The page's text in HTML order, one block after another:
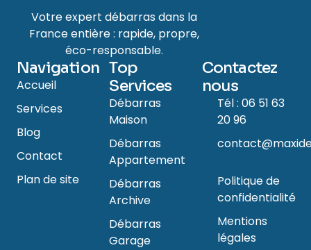
Votre expert débarras dans la
France entière : rapide, propre,
éco-responsable.
Navigation
Accueil
Services
Blog
Contact
Plan de site
Top
Services
Débarras
Maison
Débarras
Appartement
Débarras
Archive
Débarras
Garage
Contactez
nous
Tél : 06 51 63
20 96
Politique de
confidentialité
Mentions
légales